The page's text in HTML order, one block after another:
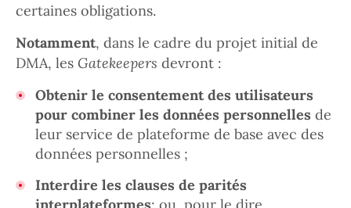
certaines obligations.
Notamment, dans le cadre du projet initial de
DMA, les Gatekeepers devront :
Obtenir le consentement des utilisateurs
pour combiner les données personnelles de
leur service de plateforme de base avec des
données personnelles ;
Interdire les clauses de parités